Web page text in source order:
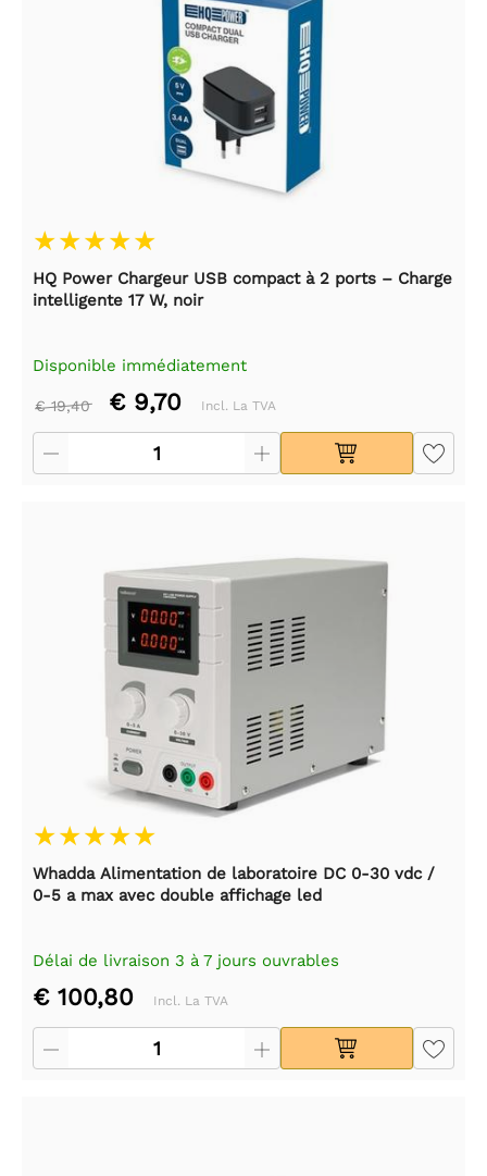
HQ Power Chargeur USB compact à 2 ports – Charge
intelligente 17 W, noir
Disponible immédiatement
€ 19,40 € 9,70 Incl. La TVA
Whadda Alimentation de laboratoire DC 0-30 vdc /
0-5 a max avec double affichage led
Délai de livraison 3 à 7 jours ouvrables
€ 100,80 Incl. La TVA